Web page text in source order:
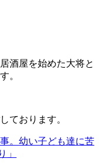
酒屋を始めた大将と
。
ております。
。幼い子ども達に苦
」